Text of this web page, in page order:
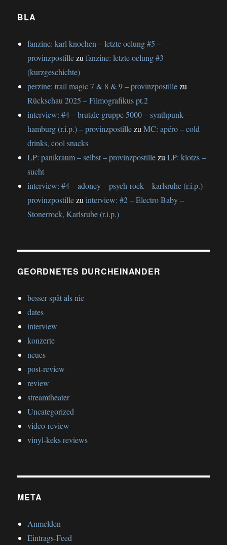
BLA
fanzine: karl knochen – letzte oelung #5 –
provinzpostillezufanzine: letzte oelung #3
(kurzgeschichte)
perzine: trail magic 7 & 8 & 9 – provinzpostillezu
Rückschau 2025 – Filmografikus pt.2
interview: #4 – brutale gruppe 5000 – synthpunk –
hamburg (r.i.p.) – provinzpostillezuMC: apéro – cold
drinks, cool snacks
LP: panikraum – selbst – provinzpostillezuLP: klotzs –
sucht
interview: #4 – adoney – psych-rock – karlsruhe (r.i.p.) –
provinzpostillezuinterview: #2 – Electro Baby –
Stonerrock, Karlsruhe (r.i.p.)
GEORDNETES DURCHEINANDER
besser spät als nie
dates
interview
konzerte
neues
post-review
review
streamtheater
Uncategorized
video-review
vinyl-keks reviews
META
Anmelden
Eintrags-Feed